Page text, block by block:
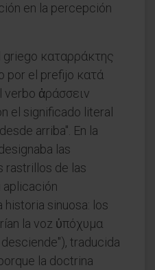
en la percepción
καταρράκτης
por el prefijo κατά
verbo ἀράσσειν
el significado literal
arriba". En la
las
rastrillos de las
aplicación
sinuosa: los
la voz ὑπόχυμα
desciende"), traducida
la doctrina